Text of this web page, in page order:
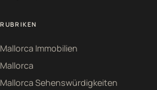
RUBRIKEN
Mallorca Immobilien
Mallorca
Mallorca Sehenswürdigkeiten